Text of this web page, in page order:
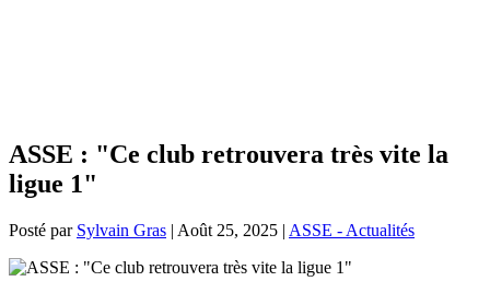
ASSE : "Ce club retrouvera très vite la
ligue 1"
Posté par Sylvain Gras | Août 25, 2025 | ASSE - Actualités